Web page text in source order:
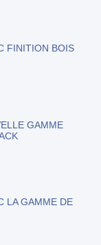
FINITION BOIS
GAMME
LA GAMME DE